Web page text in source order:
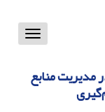
Toggle
مدیریت منابع